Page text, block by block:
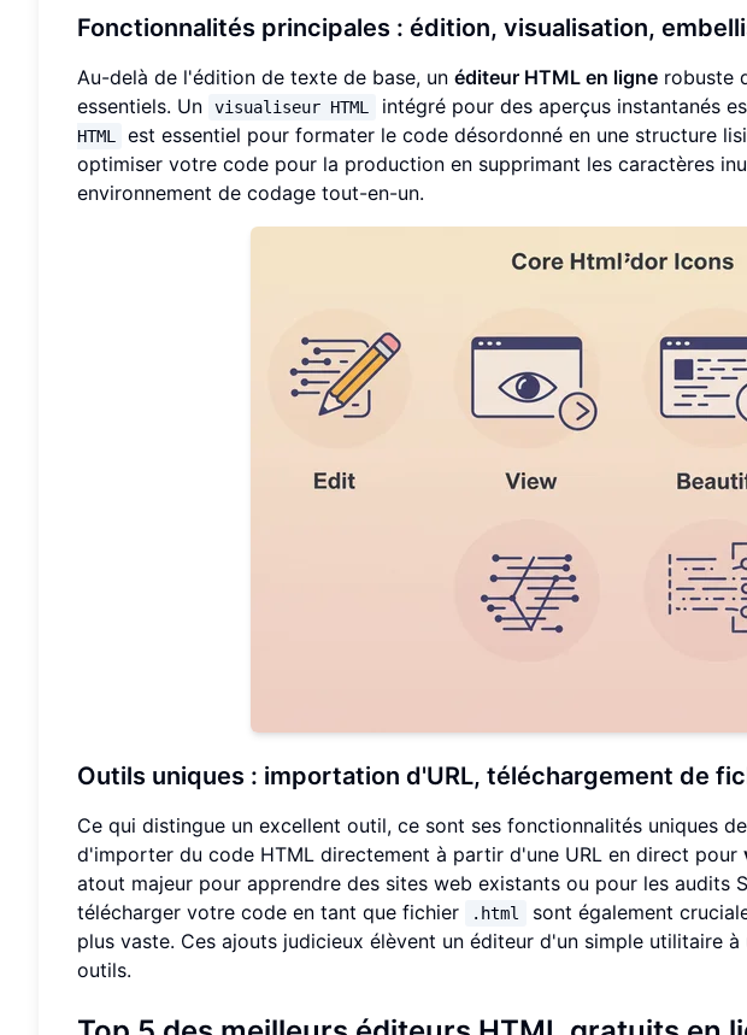
Fonctionnalités principales : édition, visualisation,
Au-delà de l'édition de texte de base, un éditeur HTML en ligne robuste
essentiels. Un
visualiseur HTML intégré pour des aperçus instantanés
HTML
est essentiel pour formater le code désordonné en une structure
optimiser votre code pour la production en supprimant les caractères
environnement de codage tout-en-un.
Outils uniques : importation d'URL, téléchargement de
Ce qui distingue un excellent outil, ce sont ses fonctionnalités uniques
d'importer du code HTML directement à partir d'une URL en direct pour
atout majeur pour apprendre des sites web existants ou pour les audits
télécharger votre code en tant que fichier
.html
sont également
plus vaste. Ces ajouts judicieux élèvent un éditeur d'un simple utilitaire
outils.